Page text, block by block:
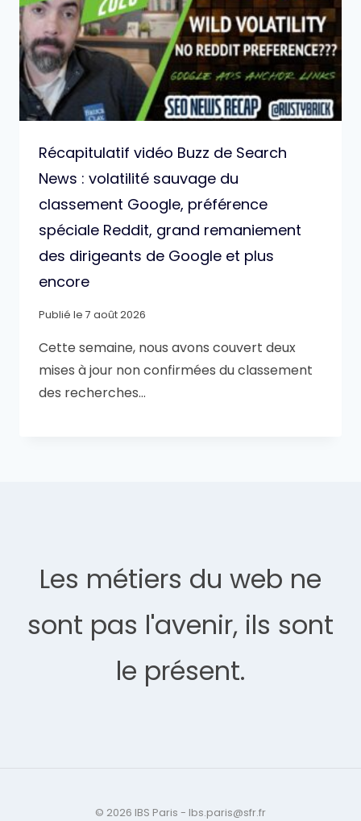
Récapitulatif vidéo Buzz de Search
News : volatilité sauvage du
classement Google, préférence
spéciale Reddit, grand remaniement
des dirigeants de Google et plus
encore
Publié le 7 août 2026
Cette semaine, nous avons couvert deux
mises à jour non confirmées du classement
des recherches…
Les métiers du web ne
sont pas l'avenir, ils sont
le présent.
© 2026 IBS Paris - Ibs.paris@sfr.fr